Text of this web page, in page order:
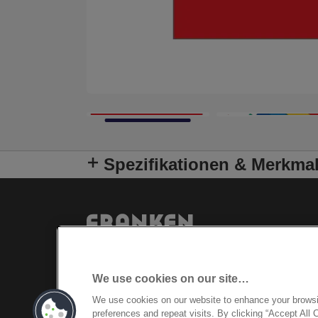
Spezifikationen &
We use cookies on our site…
We use cookies on our website to enhance your
preferences and repeat visits. By clicking “Accept All